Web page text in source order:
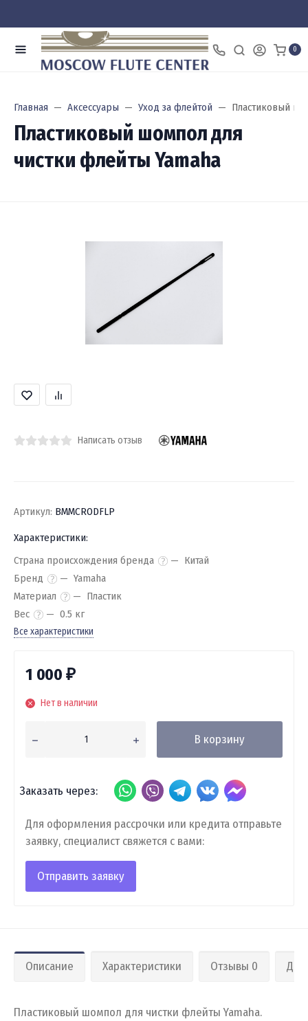
0
Главная Аксессуары Уход за флейтой Пластиковый
Пластиковый шомпол для
чистки флейты Yamaha
Написать отзыв
Артикул: BMMCRODFLP
Характеристики:
Страна происхождения бренда
Китай
Бренд
Yamaha
Материал
Пластик
Вес
0.5 кг
Все характеристики
1 000 ₽
Нет в наличии
В корзину
Заказать через:
Для оформления рассрочки или кредита отправьте
заявку, специалист свяжется с вами:
Отправить заявку
Описание Характеристики Отзывы 0
Пластиковый шомпол для чистки флейты Yamaha.